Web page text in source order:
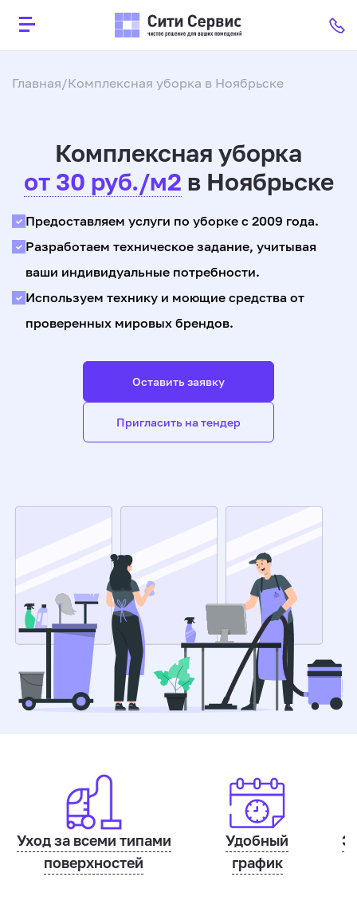
Главная Комплексная уборка в Ноябрьскe
Комплексная уборка
от 30 руб./м2 в Ноябрьске
Предоставляем услуги по уборке с 2009 года.
Разработаем техническое задание, учитывая
ваши индивидуальные потребности.
Используем технику и моющие средства от
проверенных мировых брендов.
Оставить заявку
Пригласить на тендер
Уход за всеми типами
поверхностей
Удобный
график